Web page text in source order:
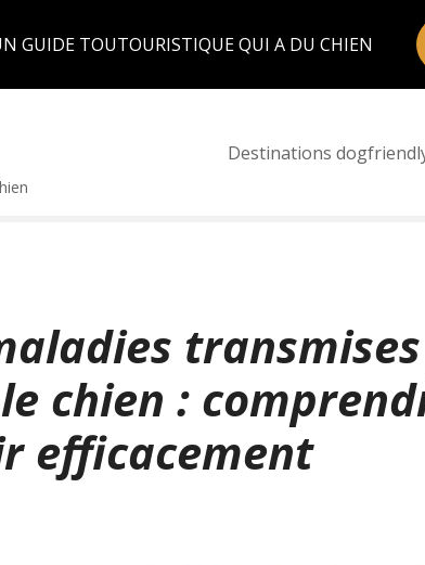
GUIDE TOUTOURISTIQUE QUI A DU CHIEN
Destinations
chien :
efficacement